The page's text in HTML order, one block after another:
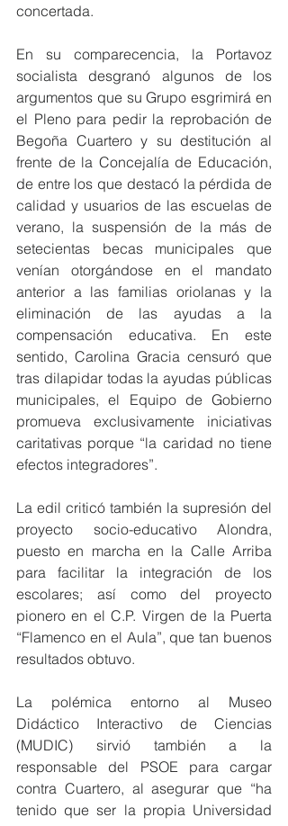
concertada.
En su comparecencia, la Portavoz
socialista desgranó algunos de los
argumentos que su Grupo esgrimirá en
el Pleno para pedir la reprobación de
Begoña Cuartero y su destitución al
frente de la Concejalía de Educación,
de entre los que destacó la pérdida de
calidad y usuarios de las escuelas de
verano, la suspensión de la más de
setecientas becas municipales que
venían otorgándose en el mandato
anterior a las familias oriolanas y la
eliminación de las ayudas a la
compensación educativa. En este
sentido, Carolina Gracia censuró que
tras dilapidar todas la ayudas públicas
municipales, el Equipo de Gobierno
promueva exclusivamente iniciativas
caritativas porque “la caridad no tiene
efectos integradores”.
La edil criticó también la supresión del
proyecto socio-educativo Alondra,
puesto en marcha en la Calle Arriba
para facilitar la integración de los
escolares; así como del proyecto
pionero en el C.P. Virgen de la Puerta
“Flamenco en el Aula”, que tan buenos
resultados obtuvo.
La polémica entorno al Museo
Didáctico Interactivo de Ciencias
(MUDIC) sirvió también a la
responsable del PSOE para cargar
contra Cuartero, al asegurar que “ha
tenido que ser la propia Universidad